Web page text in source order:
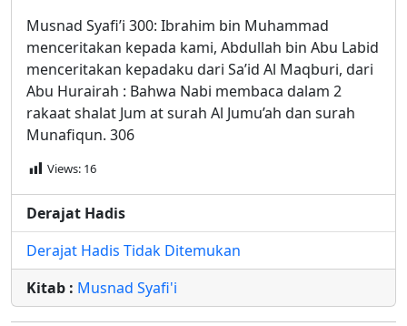
Musnad Syafi’i 300: Ibrahim bin Muhammad
menceritakan kepada kami, Abdullah bin Abu Labid
menceritakan kepadaku dari Sa’id Al Maqburi, dari
Abu Hurairah : Bahwa Nabi membaca dalam 2
rakaat shalat Jum at surah Al Jumu’ah dan surah
Munafiqun. 306
Views: 16
Derajat Hadis
Derajat Hadis Tidak Ditemukan
Kitab : Musnad Syafi'i